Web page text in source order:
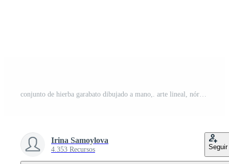
Irina Samoylova
4.353 Recursos Seguir